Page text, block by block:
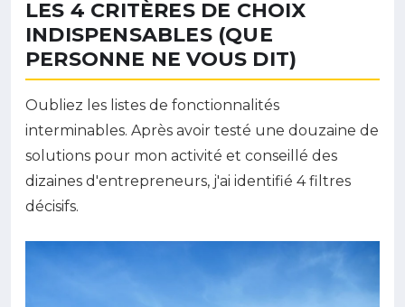
LES 4 CRITÈRES DE CHOIX
INDISPENSABLES (QUE
PERSONNE NE VOUS DIT)
Oubliez les listes de fonctionnalités
interminables. Après avoir testé une douzaine de
solutions pour mon activité et conseillé des
dizaines d'entrepreneurs, j'ai identifié 4 filtres
décisifs.